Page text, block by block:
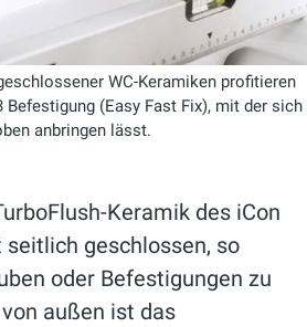
WC-Keramiken profitieren
Befestigung (Easy Fast Fix), mit der sich
anbringen lässt.
Keramik des iCon
seitlich geschlossen, so
oder Befestigungen zu
außen ist das